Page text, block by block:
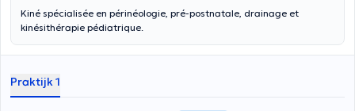
Kiné spécialisée en périnéologie, pré-postnatale, drainage et
kinésithérapie pédiatrique.
Praktijk 1